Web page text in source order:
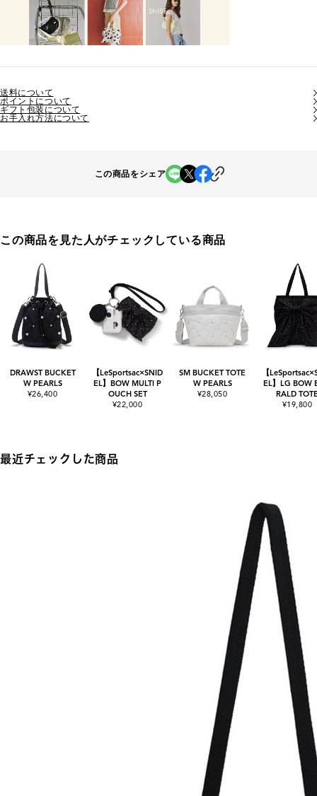
送料について
ポイントについて
ギフト包装について
お手入れ方法について
この商品をシェア
この商品を見た人がチェックしている商品
DRAWST BUCKET
W PEARLS
¥26,400
【LeSportsac×SNID
EL】BOW MULTI P
OUCH SET
¥22,000
SM BUCKET TOTE
W PEARLS
¥28,050
【
EL】LG BOW
RALD
¥19,800
最近チェックした商品